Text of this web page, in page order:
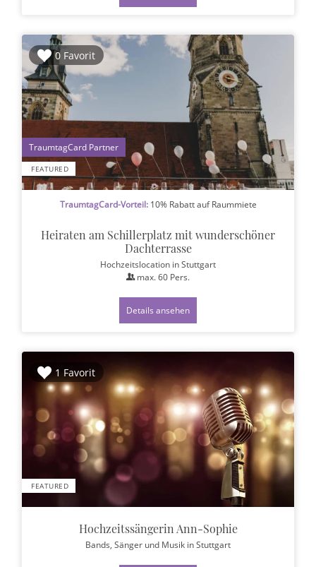
0 Favorit
FEATURED
TraumtagCard-Vorteil:10% Rabatt auf Raummiete
Heiraten am Schillerplatz mit wunderschöner
Dachterrasse
Hochzeitslocation in Stuttgart
max. 60 Pers.
Details ansehen
1 Favorit
FEATURED
Hochzeitssängerin Ann-Sophie
Bands, Sänger und Musik in Stuttgart